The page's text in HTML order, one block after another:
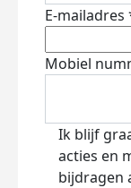
E-mailadres
Mobiel
Ik blijf
acties en
bijdragen